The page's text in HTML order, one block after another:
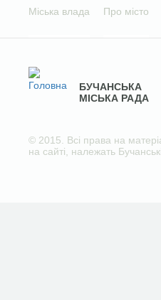
Міська влада Про місто
БУЧАНСЬКА
МІСЬКА РАДА
© 2015. Всі права на
на сайті, належать